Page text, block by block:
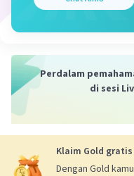
Perdalam
di sesi
Klaim Gold
Dengan Gold